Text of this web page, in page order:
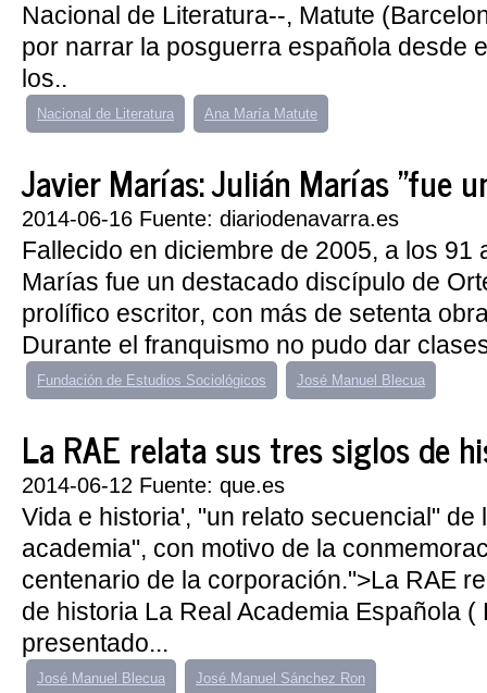
Nacional de Literatura--, Matute
por narrar la posguerra española desde
los..
Nacional de Literatura Ana María Matute
Javier Marías: Julián Marías "fue
2014-06-16 Fuente: diariodenavarra.es
Fallecido en diciembre de 2005, a los 91
Marías fue un destacado discípulo de
prolífico escritor, con más de setenta
Durante el franquismo no pudo dar
Fundación de Estudios Sociológicos José Manuel Blecua
La RAE relata sus tres siglos de
2014-06-12 Fuente: que.es
Vida e historia', "un relato secuencial" de
academia", con motivo de la
centenario de la corporación.">La RAE
de historia La Real Academia Española (
presentado...
José Manuel Blecua José Manuel Sánchez Ron